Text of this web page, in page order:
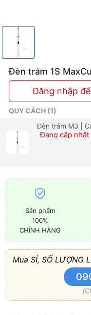
Đèn trám 1S
Đăng nhập
QUY CÁCH (1)
Đèn trám M3
|
Đang cập nhật
Sản phẩm
100%
CHÍNH HÃNG
Mua SỈ, SỐ LƯỢNG